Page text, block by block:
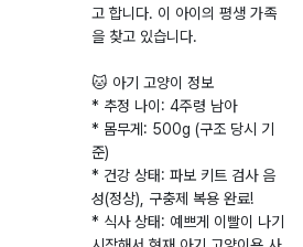
고 합니다. 이 아이의 평생 가족
을 찾고 있습니다.
🐱 아기 고양이 정보
* 추정 나이: 4주령 남아
* 몸무게: 500g (구조 당시 기
준)
* 건강 상태: 파보 키트 검사 음
성(정상), 구충제 복용 완료!
* 식사 상태: 예쁘게 이빨이 나기